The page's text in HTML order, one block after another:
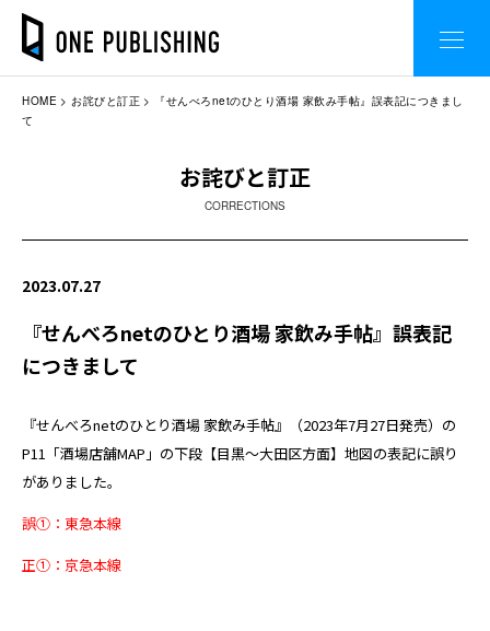
HOME お詫びと訂正
『せんべろnetのひとり酒場 家飲み手帖』誤表記につきまし
て
お詫びと訂正
CORRECTIONS
2023.07.27
『せんべろnetのひとり酒場 家飲み手帖』誤表記
につきまして
『せんべろnetのひとり酒場 家飲み手帖』（2023年7月27日発売）の
P11「酒場店舗MAP」の下段【目黒～大田区方面】地図の表記に誤り
がありました。
誤①：東急本線
正①：京急本線